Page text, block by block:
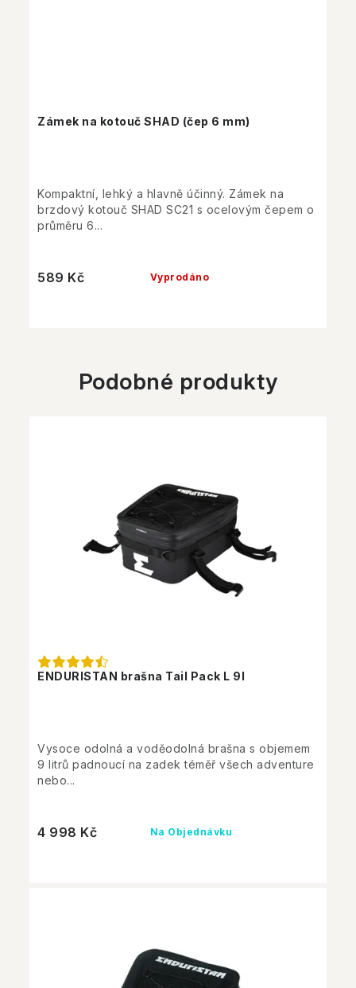
Zámek na kotouč SHAD (čep 6 mm)
Vyprodáno
589 Kč
Kompaktní, lehký a hlavně účinný. Zámek na
brzdový kotouč SHAD SC21 s ocelovým čepem o
průměru 6...
Podobné produkty
ENDURISTAN brašna Tail Pack L 9l
Na Objednávku
4 998 Kč
Vysoce odolná a voděodolná brašna s objemem
9 litrů padnoucí na zadek téměř všech adventure
nebo...